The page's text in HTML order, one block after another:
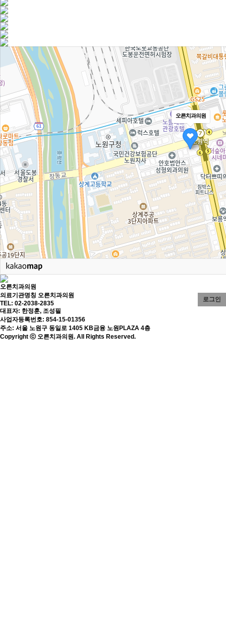
오른치과의원
로그인
오른치과의원
의료기관명칭 오른치과의원
TEL: 02-2038-2835
대표자: 한정훈, 조성필
사업자등록번호: 854-15-01356
주소: 서울 노원구 동일로 1405 KB금융 노원PLAZA 4층
Copyright ⓒ 오른치과의원. All Rights Reserved.